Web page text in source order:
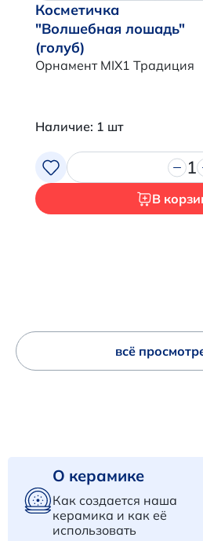
Косметичка
"Волшебная лошадь"
(голуб)
Орнамент MIX1 Традиция
Наличие: 1 шт
1
В
всё
О керамике
Как создается наша
керамика и как её
использовать